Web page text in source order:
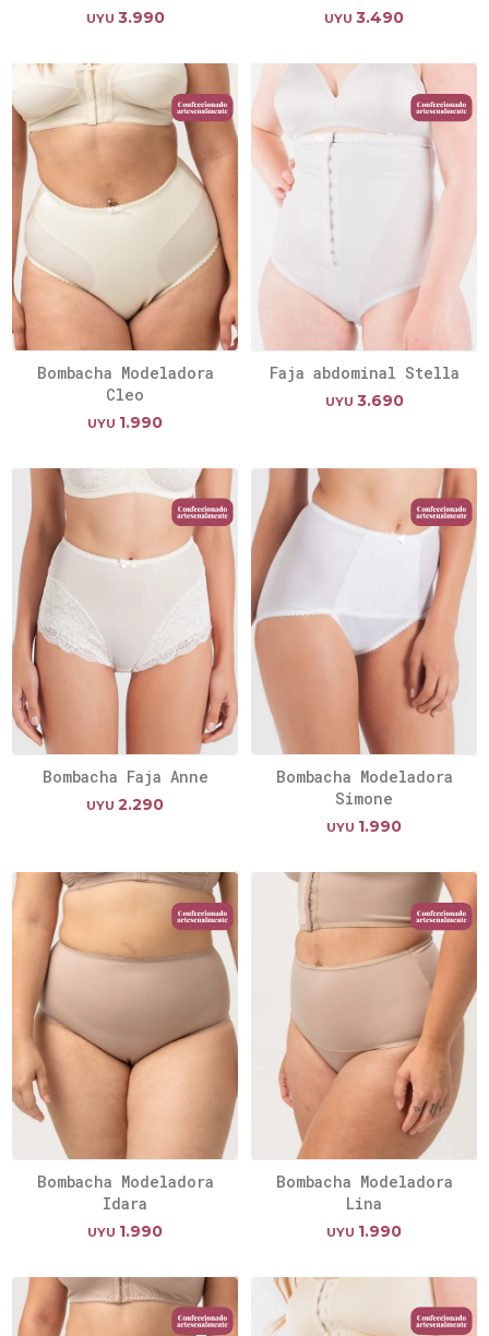
UYU 3.990 UYU 3.490
Bombacha Modeladora
Cleo
UYU 1.990
Faja abdominal Stella
UYU 3.690
Bombacha Faja Anne
UYU 2.290
Bombacha Modeladora
Simone
UYU 1.990
Bombacha Modeladora
Idara
UYU 1.990
Bombacha Modeladora
Lina
UYU 1.990